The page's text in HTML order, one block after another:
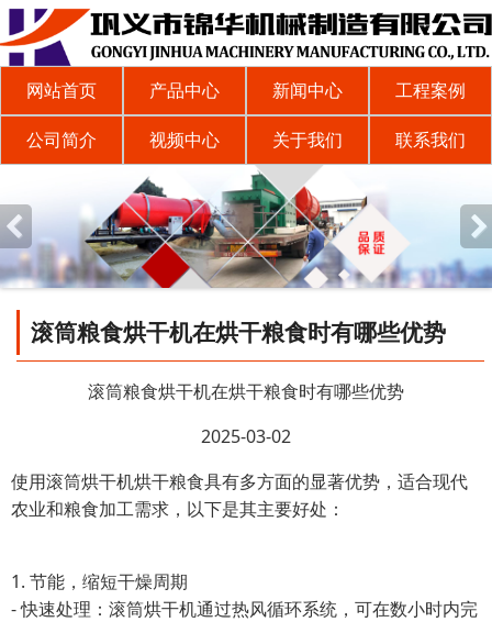
网站首页 产品中心 新闻中心 工程案例
公司简介 视频中心 关于我们 联系我们
滚筒粮食烘干机在烘干粮食时有哪些优势
滚筒粮食烘干机在烘干粮食时有哪些优势
2025-03-02
使用滚筒烘干机烘干粮食具有多方面的显著优势，适合现代
农业和粮食加工需求，以下是其主要好处：
1. 节能，缩短干燥周期
- 快速处理：滚筒烘干机通过热风循环系统，可在数小时内完